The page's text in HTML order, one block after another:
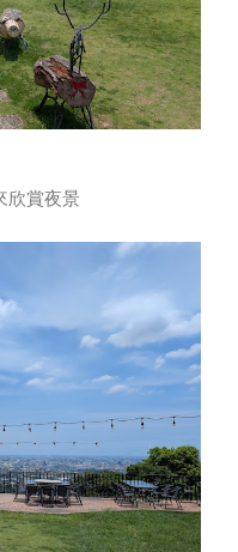
欣賞夜景